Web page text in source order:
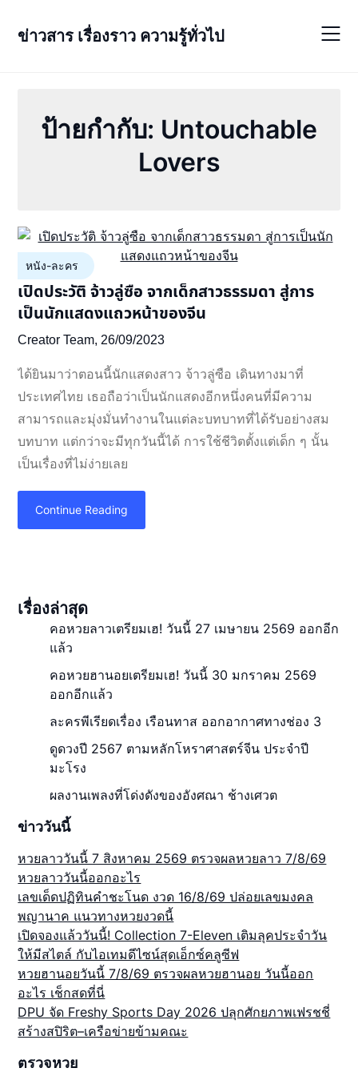
ข่าวสาร เรื่องราว ความรู้ทั่วไป
ป้ายกำกับ: Untouchable
Lovers
หนัง-ละคร
เปิดประวัติ จ้าวลู่ซือ จากเด็กสาวธรรมดา สู่การ
เป็นนักแสดงแถวหน้าของจีน
Creator Team,26/09/2023
ได้ยินมาว่าตอนนี้นักแสดงสาว จ้าวลู่ซือ เดินทางมาที่
ประเทศไทย เธอถือว่าเป็นนักแสดงอีกหนึ่งคนที่มีความ
สามารถและมุ่งมั่นทำงานในแต่ละบทบาทที่ได้รับอย่างสม
บทบาท แต่กว่าจะมีทุกวันนี้ได้ การใช้ชีวิตตั้งแต่เด็ก ๆ นั้น
เป็นเรื่องที่ไม่ง่ายเลย
Continue Reading
เรื่องล่าสุด
คอหวยลาวเตรียมเฮ! วันนี้ 27 เมษายน 2569 ออกอีก
แล้ว
คอหวยฮานอยเตรียมเฮ! วันนี้ 30 มกราคม 2569
ออกอีกแล้ว
ละครพีเรียดเรื่อง เรือนทาส ออกอากาศทางช่อง 3
ดูดวงปี 2567 ตามหลักโหราศาสตร์จีน ประจำปี
มะโรง
ผลงานเพลงที่โด่งดังของอังศณา ช้างเศวต
ข่าววันนี้
หวยลาววันนี้ 7 สิงหาคม 2569 ตรวจผลหวยลาว 7/8/69
หวยลาววันนี้ออกอะไร
เลขเด็ดปฏิทินคำชะโนด งวด 16/8/69 ปล่อยเลขมงคล
พญานาค แนวทางหวยงวดนี้
เปิดจองแล้ววันนี้! Collection 7-Eleven เติมลุคประจำวัน
ให้มีสไตล์ กับไอเทมดีไซน์สุดเอ็กซ์คลูซีฟ
หวยฮานอยวันนี้ 7/8/69 ตรวจผลหวยฮานอย วันนี้ออก
อะไร เช็กสดที่นี่
DPU จัด Freshy Sports Day 2026 ปลุกศักยภาพเฟรชชี่
สร้างสปิริต–เครือข่ายข้ามคณะ
ตรวจหวย